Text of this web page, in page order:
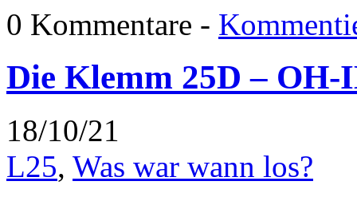
0 Kommentare -
Die Klemm 25D –
18/10/21
L25, Was war wann los?